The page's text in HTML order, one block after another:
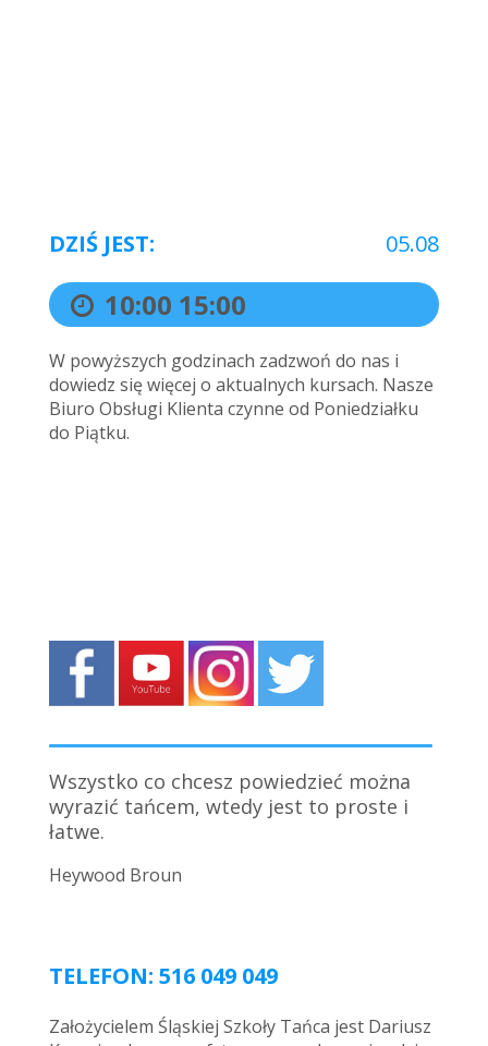
DZIŚ JEST: 05.08
10:00 15:00
W powyższych godzinach zadzwoń do nas i
dowiedz się więcej o aktualnych kursach. Nasze
Biuro Obsługi Klienta czynne od Poniedziałku
do Piątku.
Wszystko co chcesz powiedzieć można
wyrazić tańcem, wtedy jest to proste i
łatwe.
Heywood Broun
Kto zakosztuje tańca, nigdy go nie
zdradzi.
TELEFON: 516 049 049
Założycielem Śląskiej Szkoły Tańca jest Dariusz